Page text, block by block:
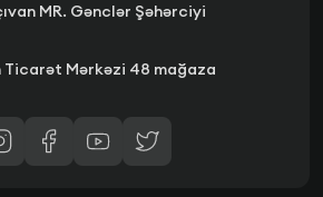
MR. Gənclər Şəhərciyi
Ticarət Mərkəzi 48 mağaza